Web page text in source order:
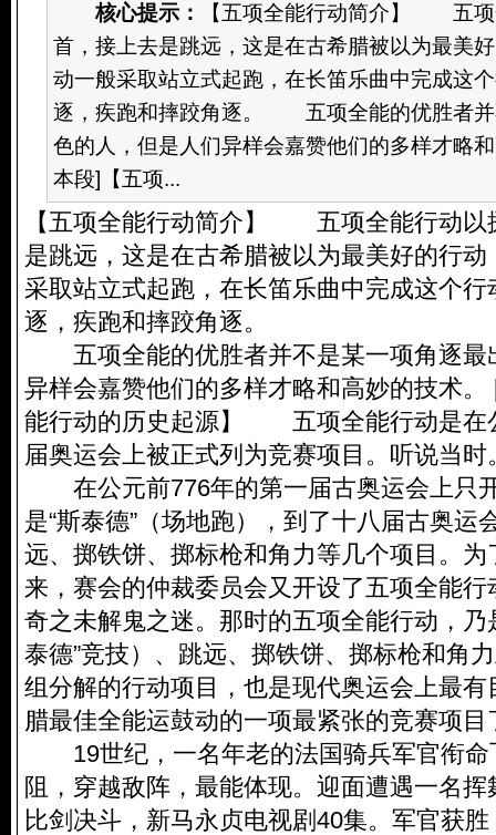
核心提示：
【五项全能行动简介】 五项
首，接上去是跳远，这是在古希腊被以为最美
动一般采取站立式起跑，在长笛乐曲中完成这
逐，疾跑和摔跤角逐。 五项全能的优胜者并
色的人，但是人们异样会嘉赞他们的多样才略
本段]【五项...
【五项全能行动简介】 五项全能行动以
是跳远，这是在古希腊被以为最美好的行
采取站立式起跑，在长笛乐曲中完成这个
逐，疾跑和摔跤角逐。
五项全能的优胜者并不是某一项角逐最
异样会嘉赞他们的多样才略和高妙的技术
能行动的历史起源】 五项全能行动是在
届奥运会上被正式列为竞赛项目。听说当时
在公元前776年的第一届古奥运会上只
是“斯泰德”（场地跑），到了十八届古奥运
远、掷铁饼、掷标枪和角力等几个项目。
来，赛会的仲裁委员会又开设了五项全能
奇之未解鬼之迷。那时的五项全能行动，乃
泰德”竞技）、跳远、掷铁饼、掷标枪和角
组分解的行动项目，也是现代奥运会上最
腊最佳全能运鼓动的一项最紧张的竞赛项
19世纪，一名年老的法国骑兵军官衔命
阻，穿越敌阵，最能体现。迎面遭遇一名
比剑决斗，新马永贞电视剧40集。军官获